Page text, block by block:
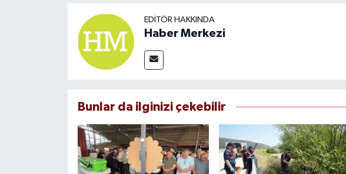
EDITÖR HAKKINDA
Haber Merkezi
Bunlar da ilginizi çekebilir